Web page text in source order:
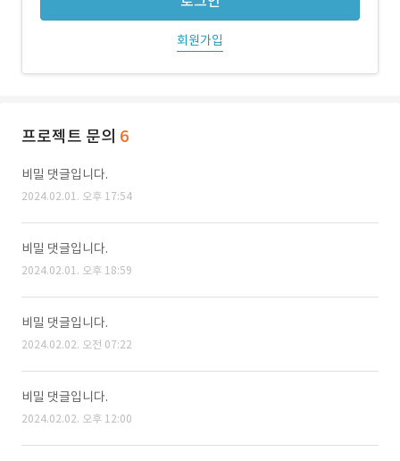
회원가입
프로젝트 문의 6
비밀 댓글입니다.
2024.02.01. 오후 17:54
비밀 댓글입니다.
2024.02.01. 오후 18:59
비밀 댓글입니다.
2024.02.02. 오전 07:22
비밀 댓글입니다.
2024.02.02. 오후 12:00